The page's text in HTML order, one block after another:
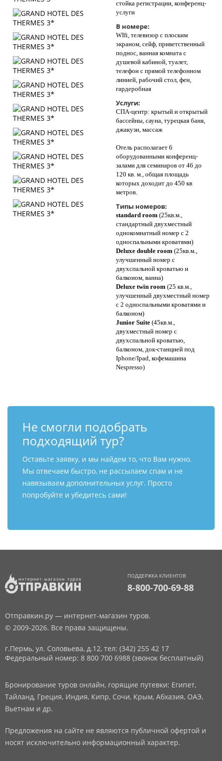
стойка регистрации, конференц-
услуги
В номере:
WIfi, телевизор с плоским
экраном, сейф, приветственный
поднос, ванная комната с
душевой кабиной, туалет,
телефон с прямой телефонном
линией, рабочий стол, фен,
гардеробная
Услуги:
СПА-центр: крытый и открытый
бассейны, сауна, турецкая баня,
джакузи, массаж
Отель располагает 6
оборудованными конференц-
залами для семинаров от 46 до
120 кв. м., общая площадь
которых доходит до 450 кв
метров.
Типы номеров:
standard room (25кв.м.,
стандартный двухместный
однокомнатный номер с 2
односпальными кроватями)
Deluxe double room (25кв.м.,
улучшенный номер с
двухспальной кроватью и
балконом, ванна)
Deluxe twin room (25 кв.м.,
улучшенный двухместный номер
с 2 односпальными кроватями и
балконом)
Junior Suite (45кв.м.,
двухместный номер с
двухспальной кроватью,
балконом, док-станцией под
Iphone/Ipad, кофемашина
Nespresso)
Не смогли подобрать
подходящий тур?
Оставьте заявку, и мы найдем то, что Вам нужно.
Мы отвечаем быстро, не рассылаем спам и не
навязываем дополнительных услуг. Просто
попробуйте и убедитесь сами!
ПОДДЕРЖКА КЛИЕНТОВ
8-800-700-69-88
Отправкин.ру — интернет-магазин туров.
© 2009-2026. Все права защищены.
г.Пермь, ул. Соловьева, д.12, тел: (342) 255 42 17
Федеральный номер: 8 800 700 6988 (звонок бесплатный)
Бронирование туров онлайн, горящие путевки: Египет,
Тайланд, Греция, Индия, Кипр, Сочи, Крым, Абхазия, ОАЭ,
Вьетнам и др.
Предложения на сайте не являются публичной офертой и
носят исключительно информационный характер.